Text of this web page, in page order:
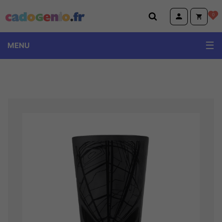
Cadogenio.fr 0
MENU
Little Buddha et Wise Wings
Peluches Animotsu Keel Eco Wild Hugg'em
Dino World et Monster car